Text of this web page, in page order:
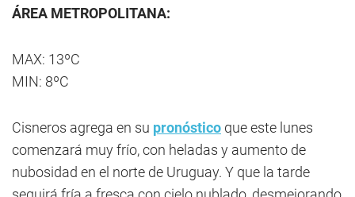
ÁREA METROPOLITANA:
MAX: 13ºC
MIN: 8ºC
Cisneros agrega en su pronóstico que este lunes
comenzará muy frío, con heladas y aumento de
nubosidad en el norte de Uruguay. Y que la tarde